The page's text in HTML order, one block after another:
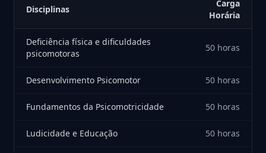
Disciplinas
Carga
Horária
Deficiência física e dificuldades
psicomotoras
50 horas
Desenvolvimento Psicomotor 50 horas
Fundamentos da Psicomotricidade 50 horas
Ludicidade e Educação 50 horas